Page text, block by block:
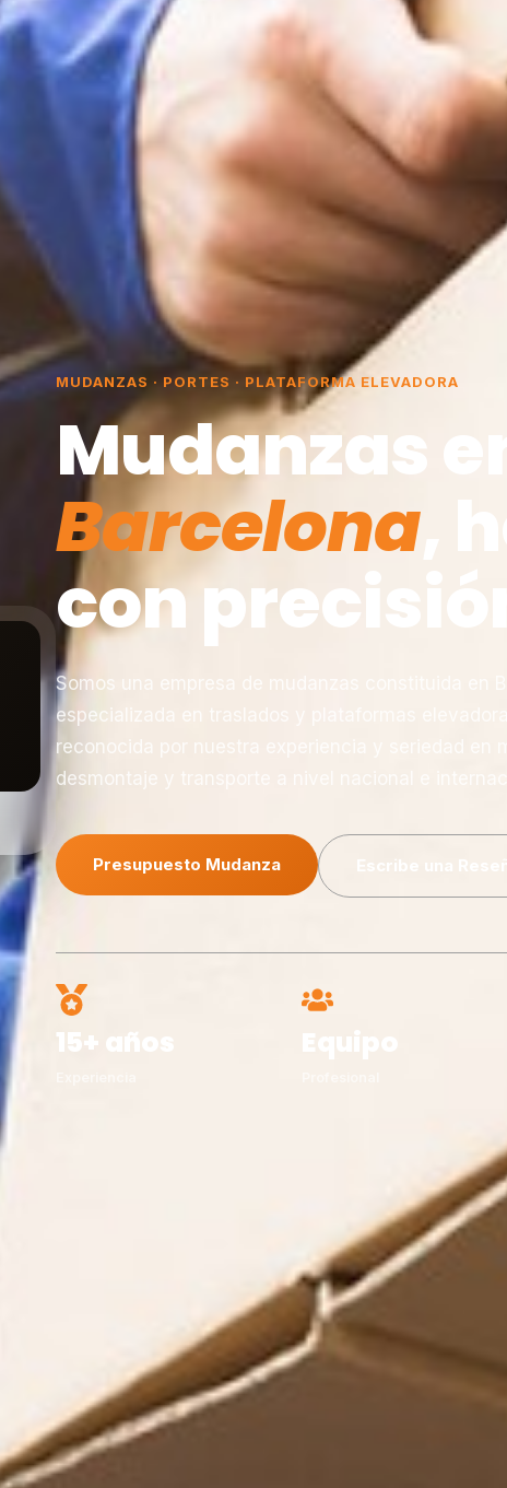
MUDANZAS · PORTES · PLATAFORMA ELEVADORA
Mudanzas en
Barcelona,
con precisión.
Somos una empresa de mudanzas constituida en
especializada en traslados y plataformas
reconocida por nuestra experiencia y seriedad en
desmontaje y transporte a nivel nacional e
Presupuesto Mudanza Escribe una
15+ años Equipo